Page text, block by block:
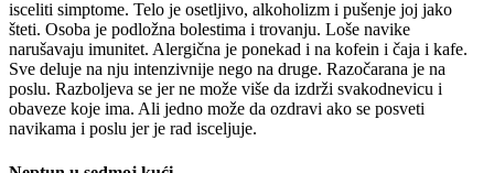
isceliti simptome. Telo je osetljivo, alkoholizm i pušenje joj jako
šteti. Osoba je podložna bolestima i trovanju. Loše navike
narušavaju imunitet. Alergična je ponekad i na kofein i čaja i kafe.
Sve deluje na nju intenzivnije nego na druge. Razočarana je na
poslu. Razboljeva se jer ne može više da izdrži svakodnevicu i
obaveze koje ima. Ali jedno može da ozdravi ako se posveti
navikama i poslu jer je rad isceljuje.